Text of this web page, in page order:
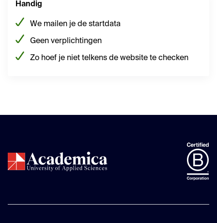
Handig
We mailen je de startdata
Geen verplichtingen
Zo hoef je niet telkens de website te checken